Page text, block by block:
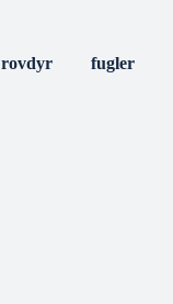
rovdyr fugler